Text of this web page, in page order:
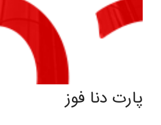
پارت دنا فوز